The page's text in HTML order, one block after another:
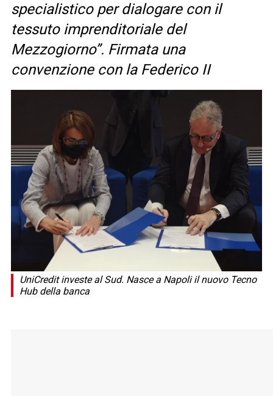
specialistico per dialogare con il
tessuto imprenditoriale del
Mezzogiorno”. Firmata una
convenzione con la Federico II
UniCredit investe al Sud. Nasce a Napoli il nuovo Tecno
Hub della banca